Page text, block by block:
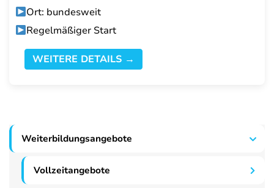
Ort: bundesweit
Regelmäßiger Start
WEITERE DETAILS →
Weiterbildungsangebote
Vollzeitangebote